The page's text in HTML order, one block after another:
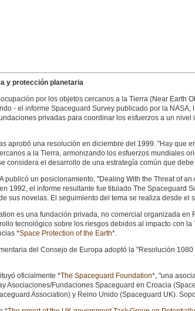
y protección planetaria
por los objetos cercanos a la Tierra (Near Earth
- el informe Spaceguard Survey publicado por la
privadas para coordinar los esfuerzos a un
aprobó una resolución en diciembre del 1999. "Hay que
a la Tierra, armonizando los esfuerzos mundiales
considera el desarrollo de una estrategía común que
publicó un posicionamiento, "Dealing With the Threat of
1992, el informe resultante fue titulado The Spaceguard
sus novelas. El seguimiento del tema se realiza desde el
es una fundación privada, no comercial organizada
tecnológico sobre los riesgos debidos al impacto con
*Space Protection of the Earth*.
del Consejo de Europa adoptó la "Resolución
oficialmente *The Spaceguard Foundation*, "una
Asociaciones/Fundaciones Spaceguard en Croacia
Association) y Reino Unido (Spaceguard UK).